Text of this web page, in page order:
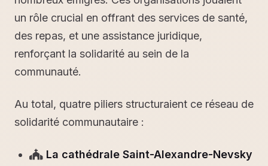
un rôle crucial en offrant des services de santé,
des repas, et une assistance juridique,
renforçant la solidarité au sein de la
communauté.
Au total, quatre piliers structuraient ce réseau de
solidarité communautaire :
La cathédrale Saint-Alexandre-Nevsky